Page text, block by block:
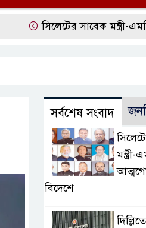
সিলেটের সাবেক মন্ত্রী-
সর্বশেষ সংবাদ
বিদেশে